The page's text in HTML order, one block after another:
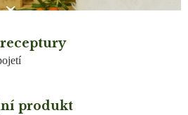
produkt